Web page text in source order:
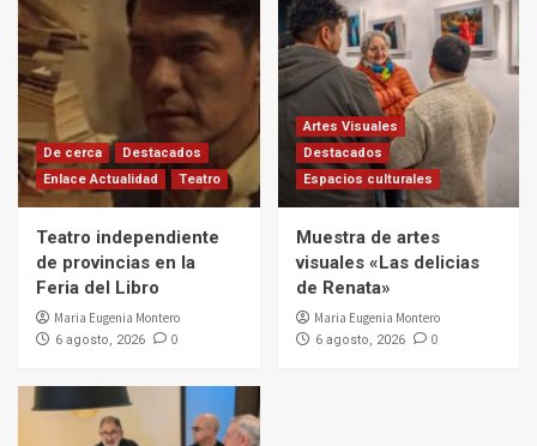
De cerca
Destacados
Enlace Actualidad
Teatro
Teatro independiente
de provincias en la
Feria del Libro
Maria Eugenia Montero
6 agosto, 2026 0
Artes Visuales
Destacados
Espacios culturales
Muestra de artes
visuales «Las delicias
de Renata»
Maria Eugenia Montero
6 agosto, 2026 0